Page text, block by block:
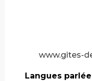
www.gites-
Langues
Langues